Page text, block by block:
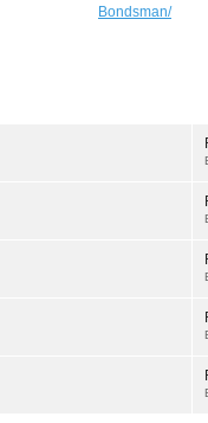
Bondsman/